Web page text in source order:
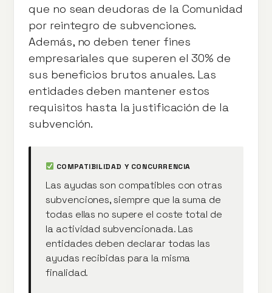
que no sean deudoras de la Comunidad
por reintegro de subvenciones.
Además, no deben tener fines
empresariales que superen el 30% de
sus beneficios brutos anuales. Las
entidades deben mantener estos
requisitos hasta la justificación de la
subvención.
COMPATIBILIDAD Y CONCURRENCIA
Las ayudas son compatibles con otras
subvenciones, siempre que la suma de
todas ellas no supere el coste total de
la actividad subvencionada. Las
entidades deben declarar todas las
ayudas recibidas para la misma
finalidad.